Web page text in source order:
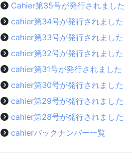
Cahier第35号が発行されました
cahier第34号が発行されました
cahier第33号が発行されました
cahier第32号が発行されました
cahier第31号が発行されました
cahier第30号が発行されました
cahier第29号が発行されました
cahier第28号が発行されました
cahierバックナンバー一覧